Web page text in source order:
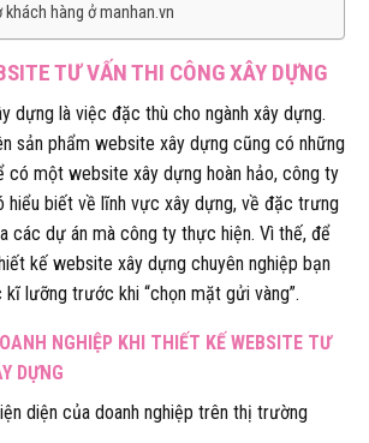
hàng ở manhan.vn
TƯ VẤN THI CÔNG XÂY DỰNG
dựng là việc đặc thù cho ngành xây dựng.
sản phẩm website xây dựng cũng có những
có một website xây dựng hoàn hảo, công ty
biết về lĩnh vực xây dựng, về đặc trưng
các dự án mà công ty thực hiện. Vì thế, để
kế website xây dựng chuyên nghiệp bạn
lưỡng trước khi “chọn mặt gửi vàng”.
NGHIỆP KHI THIẾT KẾ WEBSITE TƯ
DỰNG
diện của doanh nghiệp trên thị trường